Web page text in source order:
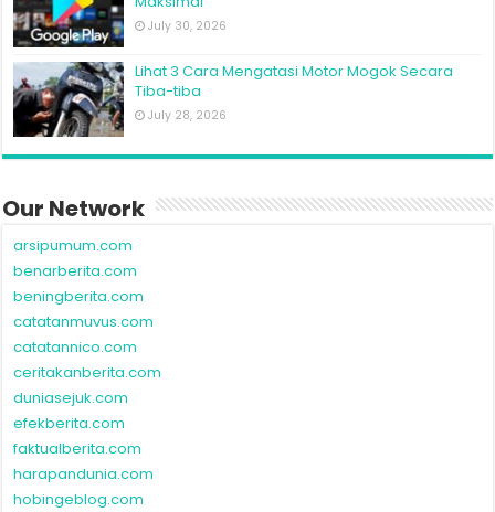
July 30, 2026
Lihat 3 Cara Mengatasi Motor Mogok Secara
Tiba-tiba
July 28, 2026
Our Network
arsipumum.com
benarberita.com
beningberita.com
catatanmuvus.com
catatannico.com
ceritakanberita.com
duniasejuk.com
efekberita.com
faktualberita.com
harapandunia.com
hobingeblog.com